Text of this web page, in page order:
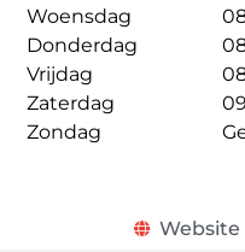
Woensdag
Donderdag
Vrijdag
Zaterdag
Zondag
Website